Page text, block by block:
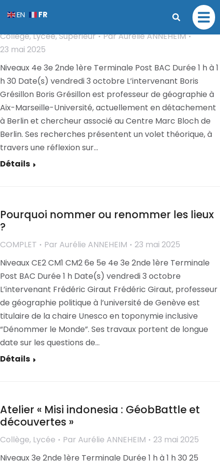
aujourd’hui
Collège,Lycée,Supérieur ParAurélie ANNEHEIM
23 mai 2025
Niveaux 4e 3e 2nde 1ère Terminale Post BAC Durée 1 h à 1
h 30 Date(s) vendredi 3 octobre L’intervenant Boris
Grésillon Boris Grésillon est professeur de géographie à
Aix-Marseille-Université, actuellement en détachement
à Berlin et chercheur associé au Centre Marc Bloch de
Berlin. Ses recherches présentent un volet théorique, à
travers une réflexion sur…
Détails
Pourquoi nommer ou renommer les lieux
?
COMPLET Par Aurélie ANNEHEIM
23 mai 2025
Niveaux CE2 CM1 CM2 6e 5e 4e 3e 2nde 1ère Terminale
Post BAC Durée 1 h Date(s) vendredi 3 octobre
L’intervenant Frédéric Giraut Frédéric Giraut, professeur
de géographie politique à l’université de Genève est
titulaire de la chaire Unesco en toponymie inclusive
“Dénommer le Monde”. Ses travaux portent de longue
date sur les questions de…
Détails
Atelier « Misi indonesia : GéobBattle et
découvertes »
Collège, Lycée Par Aurélie ANNEHEIM
23 mai 2025
Niveaux 3e 2nde 1ère Terminale Durée 1 h à 1 h 30 25
EN FR